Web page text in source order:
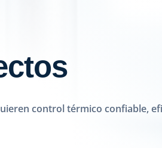
control térmico confiable,